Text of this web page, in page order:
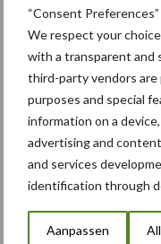
“Consent
We respect your
with a transparent and
third-party vendors
purposes and special
information on a
advertising and
and services
identification through
Aanpassen
Tien weken na elkaar
samenwerking met New
deelnemen! ...Lees meer
10 november 2016